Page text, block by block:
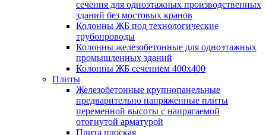
сечения для одноэтажных производственных
зданий без мостовых кранов
Колонны ЖБ под технологические
трубопроводы
Колонны железобетонные для одноэтажных
промышленных зданий
Колонны ЖБ сечением 400х400
Плиты
Железобетонные крупнопанельные
предварительно напряженные плиты
переменной высоты с напрягаемой
отогнутой арматурой
Плита плоская